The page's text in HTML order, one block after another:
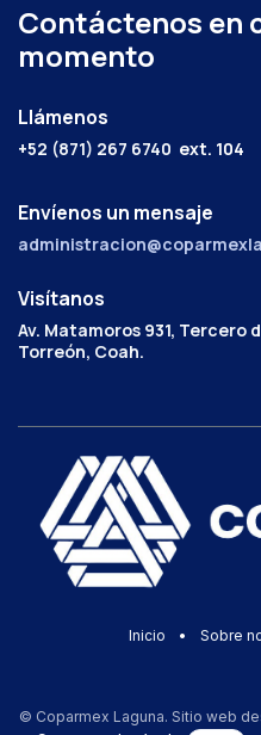
Contáctenos en
momento
Llámenos
+52 (871) 267 6740 ext. 104
Envíenos un mensaje
Visítanos
Av. Matamoros 931, Tercero
Torreón, Coah.
Inicio • Sobre
© Coparmex Laguna. Sitio web